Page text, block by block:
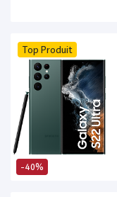
-40%
Top Produit